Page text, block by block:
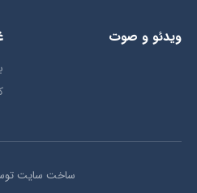
ویدئو و صوت
ساخت سایت